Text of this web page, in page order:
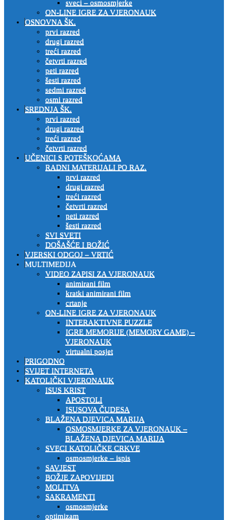
sveci – osmosmjerke
ON-LINE IGRE ZA VJERONAUK
OSNOVNA ŠK.
prvi razred
drugi razred
treći razred
četvrti razred
peti razred
šesti razred
sedmi razred
osmi razred
SREDNJA ŠK.
prvi razred
drugi razred
treći razred
četvrti razred
UČENICI S POTEŠKOĆAMA
RADNI MATERIJALI PO RAZ.
prvi razred
drugi razred
treći razred
četvrti razred
peti razred
šesti razred
SVI SVETI
DOŠAŠĆE I BOŽIĆ
VJERSKI ODGOJ – VRTIĆ
MULTIMEDIJA
VIDEO ZAPISI ZA VJERONAUK
animirani film
kratki animirani film
crtanje
ON-LINE IGRE ZA VJERONAUK
INTERAKTIVNE PUZZLE
IGRE MEMORIJE (MEMORY GAME) –
VJERONAUK
virtualni posjet
PRIGODNO
SVIJET INTERNETA
KATOLIČKI VJERONAUK
ISUS KRIST
APOSTOLI
ISUSOVA ČUDESA
BLAŽENA DJEVICA MARIJA
OSMOSMJERKE ZA VJERONAUK –
BLAŽENA DJEVICA MARIJA
SVECI KATOLIČKE CRKVE
osmosmjerke – ispis
SAVJEST
BOŽJE ZAPOVIJEDI
MOLITVA
SAKRAMENTI
osmosmjerke
optimizam